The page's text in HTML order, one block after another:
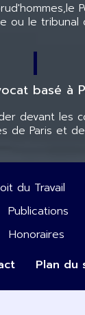
le
ou le tribunal
basé à
devant les
de Paris et
du Travail
Publications
Honoraires
Plan du